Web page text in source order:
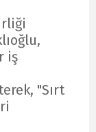
iş
"Sırt